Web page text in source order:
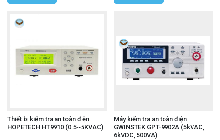
Thiết bị kiểm tra an toàn điện
HOPETECH HT9910 (0.5~5KVAC)
Máy kiểm tra an toàn điện
GWINSTEK GPT-9902A (5kVAC,
6kVDC, 500VA)